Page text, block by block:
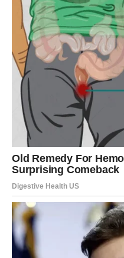
vam dala priliku da
nedorečeno sada traži
Moguće je da se suočite
prošlosti – možda
situaciju, ili da ste nosili
pripadala. Karma vam
drugima, ali i sebi.
Kada se prošlost razjasni,
jedan od najvećih darova
ŠTA KARMA
DONOSI RAKU
U ovom karmičkom